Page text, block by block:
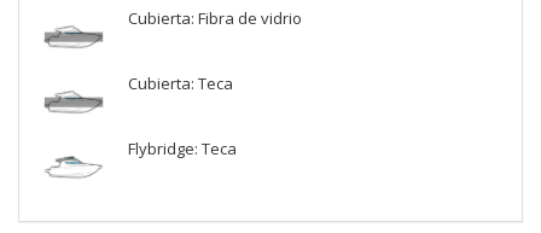
Cubierta: Fibra de vidrio
Cubierta: Teca
Flybridge: Teca